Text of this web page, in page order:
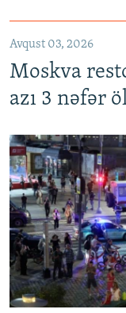
Avqust 03, 2026
Moskva
azı 3 nəfər